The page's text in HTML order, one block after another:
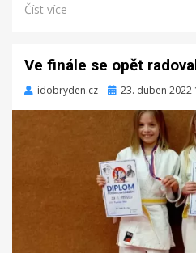
Číst více
Ve finále se opět
idobryden.cz
Zveřejněno
23. duben 2022